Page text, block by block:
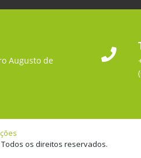
Augusto de
Todos os direitos reservados.